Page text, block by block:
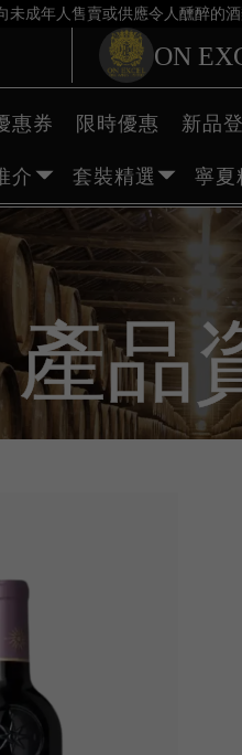
成年人售賣或供應令人醺醉的
ON
惠券 限時優惠 新品
介 套裝精選 寧夏
產品